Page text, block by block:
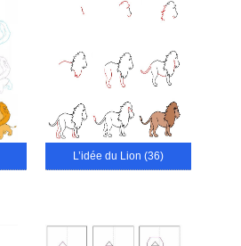
L’idée du Lion (36)